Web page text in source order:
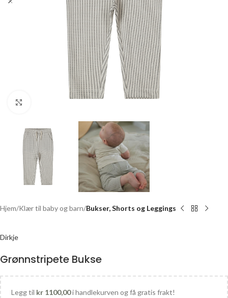
Hjem Klær til baby og barn Bukser, Shorts og Leggings
Dirkje
Grønnstripete Bukse
Legg til kr 1100,00i handlekurven og få gratis frakt!